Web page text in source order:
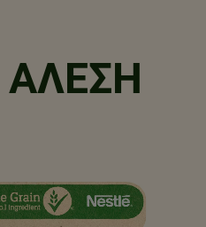
ΆΛΕΣΗ